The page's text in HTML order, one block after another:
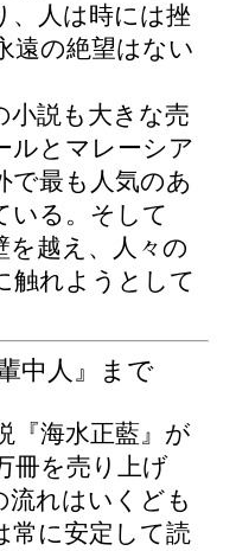
、人は時には挫
遠の絶望はない
説も大きな売
ルとマレーシア
で最も人気のあ
いる。そして
を越え、人々の
触れようとして
中人』まで
『海水正藍』が
冊を売り上げ
流れはいくども
常に安定して読